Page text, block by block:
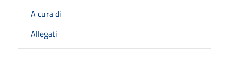
A cura di
Allegati